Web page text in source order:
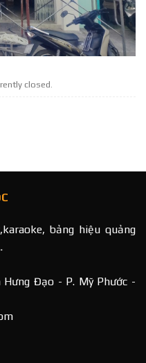
closed.
bảng hiệu quảng
Đạo - P. Mỹ Phước -